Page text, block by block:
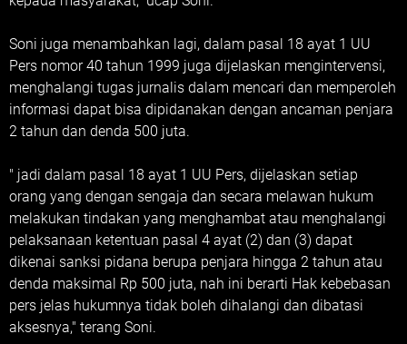
‎Soni juga menambahkan lagi, dalam pasal 18 ayat 1 UU
Pers nomor 40 tahun 1999 juga dijelaskan mengintervensi,
menghalangi tugas jurnalis dalam mencari dan memperoleh
informasi dapat bisa dipidanakan dengan ancaman penjara
2 tahun dan denda 500 juta.
‎" jadi dalam pasal 18 ayat 1 UU Pers, dijelaskan setiap
orang yang dengan sengaja dan secara melawan hukum
melakukan tindakan yang menghambat atau menghalangi
pelaksanaan ketentuan pasal 4 ayat (2) dan (3) dapat
dikenai sanksi pidana berupa penjara hingga 2 tahun atau
denda maksimal Rp 500 juta, nah ini berarti Hak kebebasan
pers jelas hukumnya tidak boleh dihalangi dan dibatasi
aksesnya," terang Soni.